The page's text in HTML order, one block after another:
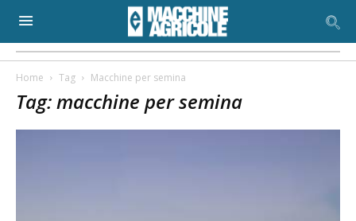
Home Tag Macchine per semina
Tag: macchine per semina